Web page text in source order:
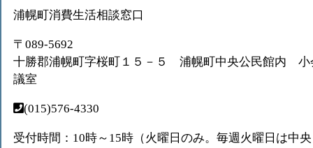
浦幌町消費生活相談窓口
〒089-5692
十勝郡浦幌町字桜町１５－５ 浦幌町中央公民館内 小
議室
(015)576-4330
受付時間：10時～15時（火曜日のみ。毎週火曜日は中央